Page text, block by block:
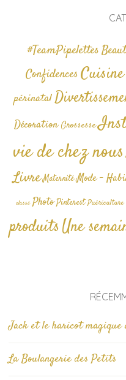
#TeamPipelettes
Confidences
périnatal
Décoration Grossesse
vie de chez nous
Livre Maternité Mode -
classé Photo Pinterest Puériculture
produitsUne
Jack et le haricot magique
La Boulangerie des Petits